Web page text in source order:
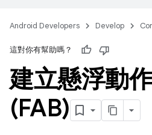
Android Developers Develop
這對你有幫助嗎？
建立懸浮動
(FAB)